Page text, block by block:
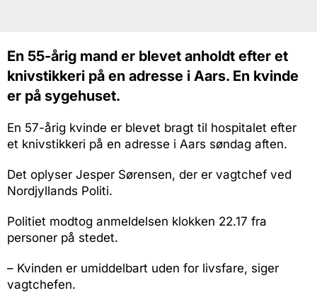
En 55-årig mand er blevet anholdt efter et
knivstikkeri på en adresse i Aars. En kvinde
er på sygehuset.
En 57-årig kvinde er blevet bragt til hospitalet efter
et knivstikkeri på en adresse i Aars søndag aften.
Det oplyser Jesper Sørensen, der er vagtchef ved
Nordjyllands Politi.
Politiet modtog anmeldelsen klokken 22.17 fra
personer på stedet.
– Kvinden er umiddelbart uden for livsfare, siger
vagtchefen.